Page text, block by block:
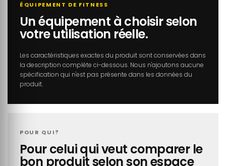
ÉQUIPEMENT DE FITNESS
Un équipement à choisir selon
votre utilisation réelle.
Les caractéristiques exactes du produit sont conservées dans
la description complète ci-dessous. Nous n'ajoutons aucune
spécification qui n'est pas présente dans les données du
produit.
POUR QUI?
Pour celui qui veut comparer le
bon produit selon son espace